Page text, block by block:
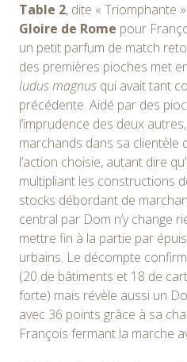
Table 2, dite « Triomphante
Gloire de Rome pour
un petit parfum de match
des premières pioches met
ludus magnus qui avait tant
précédente. Aidé par des
l’imprudence des deux
marchands dans sa clientèle
l’action choisie, autant dire
multipliant les constructions
stocks débordant de
central par Dom n’y change
mettre fin à la partie par
urbains. Le décompte
(20 de bâtiments et 18 de
forte) mais révèle aussi un
avec 36 points grâce à sa
François fermant la marche